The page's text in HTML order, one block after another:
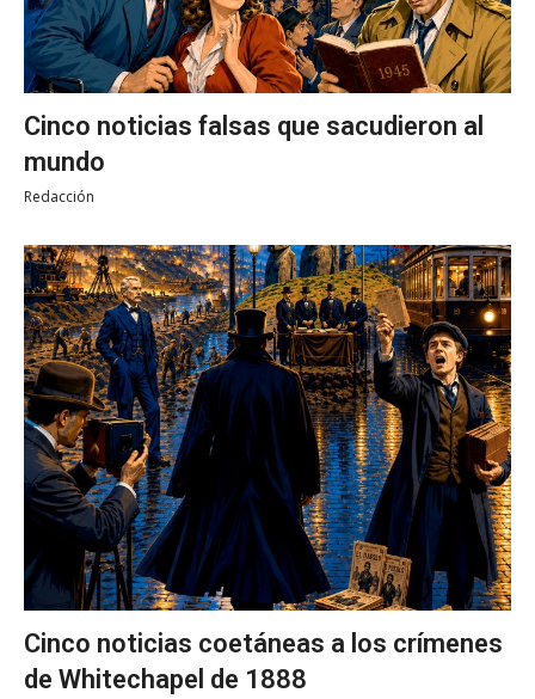
Cinco noticias falsas que sacudieron al
mundo
Redacción
Cinco noticias coetáneas a los crímenes
de Whitechapel de 1888